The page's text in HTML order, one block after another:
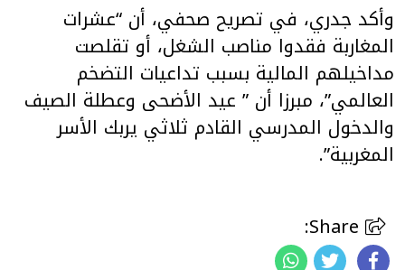
وأكد جدري، في تصريح صحفي، أن “عشرات
المغاربة فقدوا مناصب الشغل، أو تقلصت
مداخيلهم المالية بسبب تداعيات التضخم
العالمي”، مبرزا أن ” عيد الأضحى وعطلة الصيف
والدخول المدرسي القادم ثلاثي يربك الأسر
المغربية”.